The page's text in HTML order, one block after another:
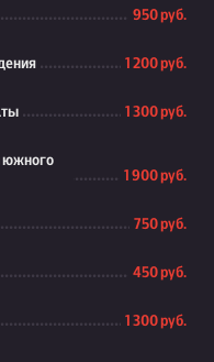
950 руб.
1 200 руб.
1 300 руб.
южного
1 900 руб.
750 руб.
450 руб.
1 300 руб.